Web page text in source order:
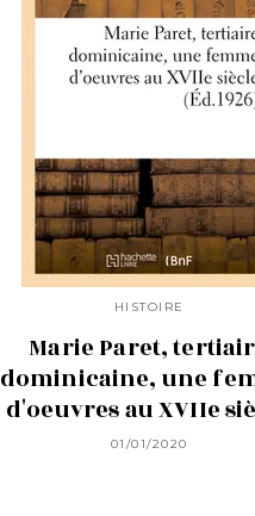
HISTOIRE
Marie Paret,
dominicaine, une
d'oeuvres au XVIIe
01/01/2020